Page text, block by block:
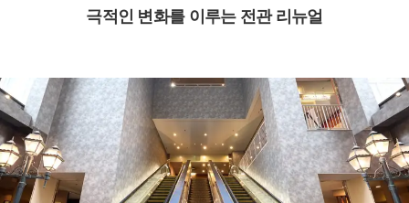
극적인 변화를 이루는 전관 리뉴얼